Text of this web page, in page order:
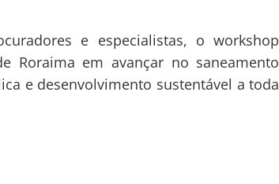
e especialistas, o workshop
Roraima em avançar no saneamento
e desenvolvimento sustentável a toda